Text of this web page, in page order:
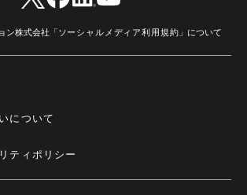
ン株式会社「ソーシャルメディア利用規約 」について
について
ティポリシー